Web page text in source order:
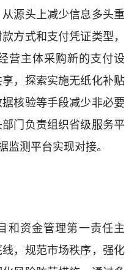
源头上减少信息多头重
方式和支付凭证类型，
营主体采购新的支付设
，探索实施无纸化补贴
核验等手段减少非必要
门负责组织省级服务平
监测平台实现对接。
和资金管理第一责任主
，规范市场秩序，强化